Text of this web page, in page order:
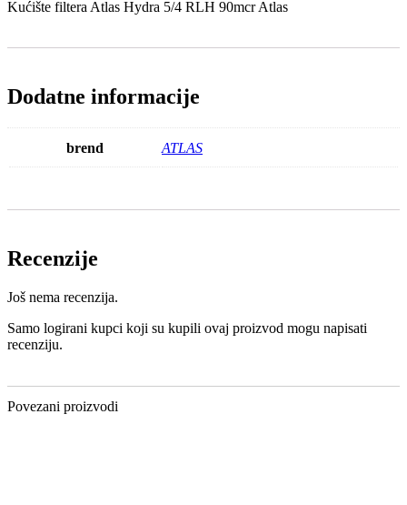
Kućište filtera Atlas Hydra 5/4 RLH 90mcr Atlas
Dodatne informacije
brend ATLAS
Recenzije
Još nema recenzija.
Samo logirani kupci koji su kupili ovaj proizvod mogu napisati
recenziju.
Povezani proizvodi